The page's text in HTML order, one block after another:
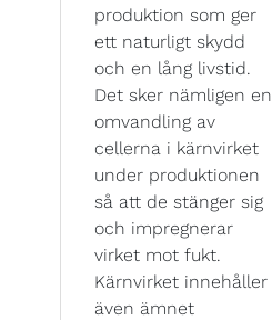
produktion som ger
ett naturligt skydd
och en lång livstid.
Det sker nämligen en
omvandling av
cellerna i kärnvirket
under produktionen
så att de stänger sig
och impregnerar
virket mot fukt.
Kärnvirket innehåller
även ämnet